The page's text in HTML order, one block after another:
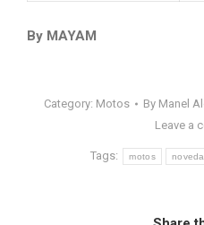
By MAYAM
Category: Motos By Manel
Leave a
Tags: motos